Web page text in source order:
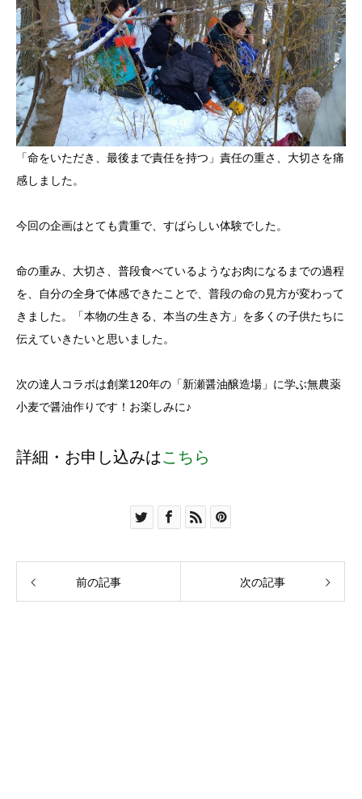
「命をいただき、最後まで責任を持つ」責任の重さ、大切さを痛
感しました。
今回の企画はとても貴重で、すばらしい体験でした。
命の重み、大切さ、普段食べているようなお肉になるまでの過程
を、自分の全身で体感できたことで、普段の命の見方が変わって
きました。「本物の生きる、本当の生き方」を多くの子供たちに
伝えていきたいと思いました。
次の達人コラボは創業120年の「新瀬醤油醸造場」に学ぶ無農薬
小麦で醤油作りです！お楽しみに♪
詳細・お申し込みはこちら
前の記事 次の記事